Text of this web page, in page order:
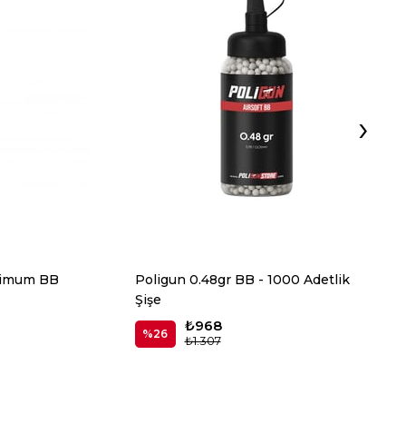
BB
Poligun 0.48gr BB - 1000 Adetlik
Şişe
%26 ₺968
₺1.307
›